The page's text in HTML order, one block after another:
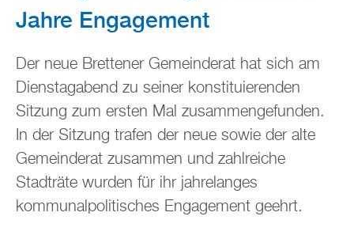
Jahre Engagement
Der neue Brettener Gemeinderat hat sich am
Dienstagabend zu seiner konstituierenden
Sitzung zum ersten Mal zusammengefunden.
In der Sitzung trafen der neue sowie der alte
Gemeinderat zusammen und zahlreiche
Stadträte wurden für ihr jahrelanges
kommunalpolitisches Engagement geehrt.